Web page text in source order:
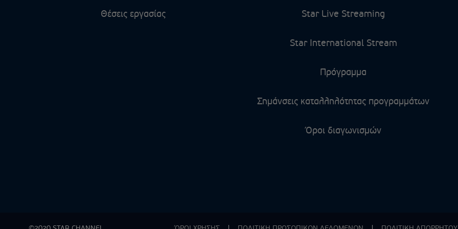
Θέσεις εργασίας Star Live Streaming
Star International Stream
Πρόγραμμα
Σημάνσεις καταλληλότητας προγραμμάτων
Όροι διαγωνισμών